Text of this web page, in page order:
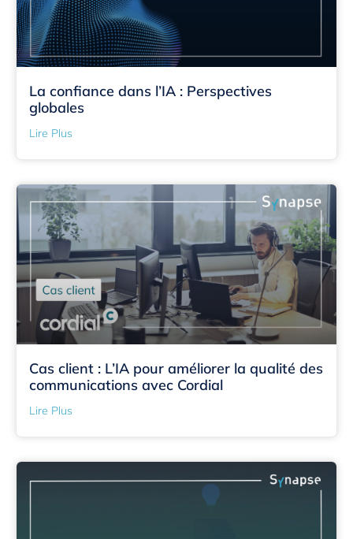
La confiance dans l’IA : Perspectives
globales
Lire Plus
Cas client : L’IA pour améliorer la qualité des
communications avec Cordial
Lire Plus